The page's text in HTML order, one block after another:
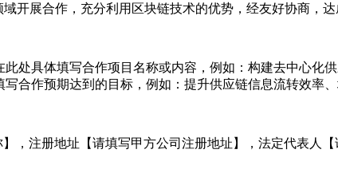
开展合作，充分利用区块链技术的优势，经友好协商，达
处具体填写合作项目名称或内容，例如：构建去中心化
合作预期达到的目标，例如：提升供应链信息流转效率
，注册地址【请填写甲方公司注册地址】，法定代表人